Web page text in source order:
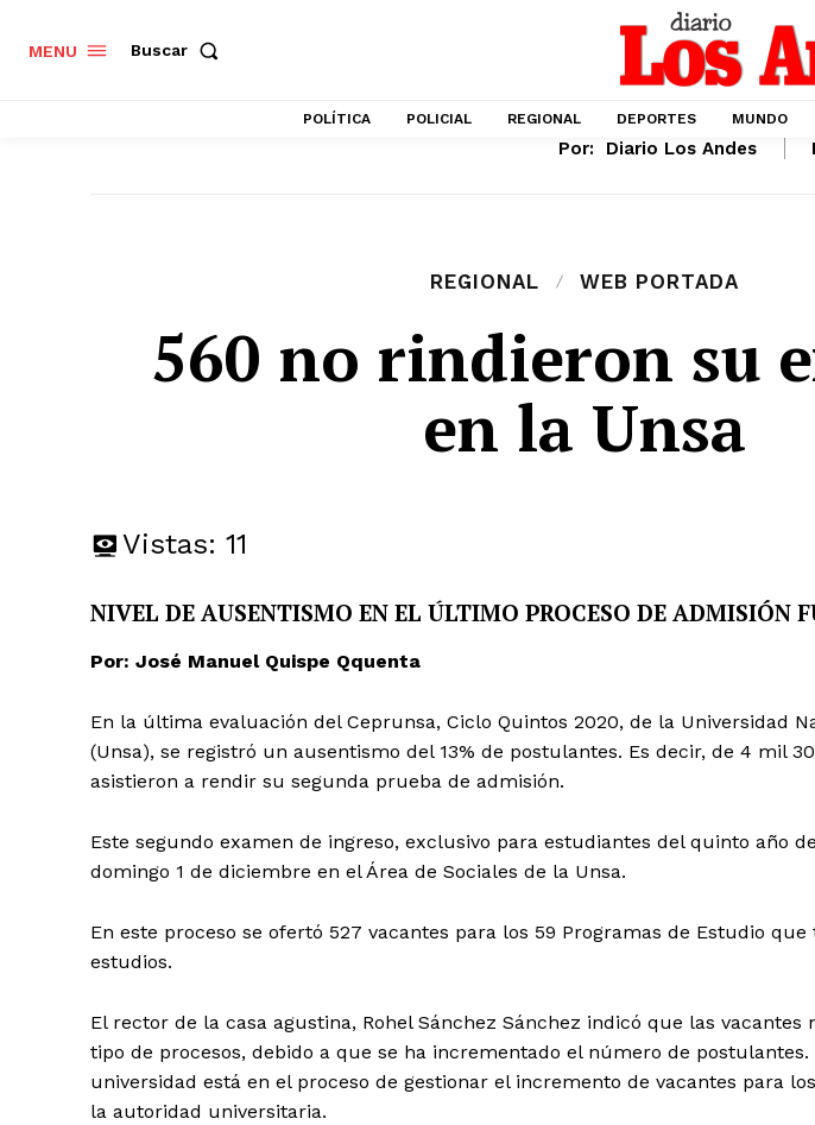
MENU Buscar
POLÍTICA POLICIAL REGIONAL DEPORTES MUNDO
Por: Diario Los Andes
REGIONAL WEB PORTADA
560 no rindieron su
en la Unsa
Vistas: 11
NIVEL DE AUSENTISMO EN EL ÚLTIMO PROCESO DE ADMISIÓN
Por: José Manuel Quispe Qquenta
En la última evaluación del Ceprunsa, Ciclo Quintos 2020, de la Universidad
(Unsa), se registró un ausentismo del 13% de postulantes. Es decir, de 4 mil
asistieron a rendir su segunda prueba de admisión.
Este segundo examen de ingreso, exclusivo para estudiantes del quinto año
domingo 1 de diciembre en el Área de Sociales de la Unsa.
En este proceso se ofertó 527 vacantes para los 59 Programas de Estudio
estudios.
El rector de la casa agustina, Rohel Sánchez Sánchez indicó que las vacantes
tipo de procesos, debido a que se ha incrementado el número de postulantes.
universidad está en el proceso de gestionar el incremento de vacantes para
la autoridad universitaria.